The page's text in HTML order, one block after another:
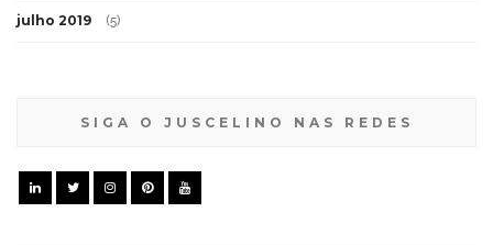
julho 2019 (5)
SIGA O JUSCELINO NAS REDES